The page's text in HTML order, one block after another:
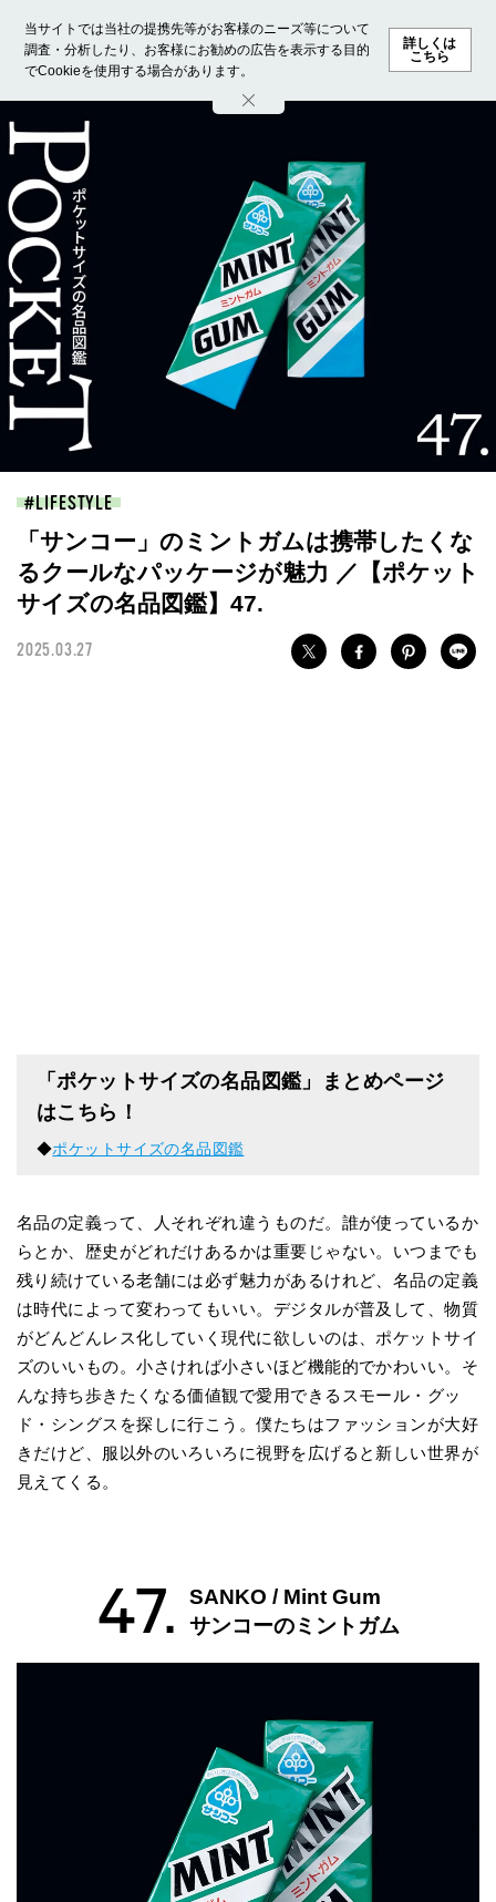
当サイトでは当社の提携先等がお客様のニーズ等について
調査・分析したり、お客様にお勧めの広告を表示する目的
でCookieを使用する場合があります。
詳しくは
こちら
ホーム モデル募集 ランキング ファッション ビューテ
LIFESTYLE
「サンコー」のミントガムは携帯したくな
るクールなパッケージが魅力 ／【ポケット
サイズの名品図鑑】47.
2025.03.27
「ポケットサイズの名品図鑑」まとめページ
はこちら！
◆ポケットサイズの名品図鑑
名品の定義って、人それぞれ違うものだ。誰が使っているか
らとか、歴史がどれだけあるかは重要じゃない。いつまでも
残り続けている老舗には必ず魅力があるけれど、名品の定義
は時代によって変わってもいい。デジタルが普及して、物質
がどんどんレス化していく現代に欲しいのは、ポケットサイ
ズのいいもの。小さければ小さいほど機能的でかわいい。そ
んな持ち歩きたくなる価値観で愛用できるスモール・グッ
ド・シングスを探しに行こう。僕たちはファッションが大好
きだけど、服以外のいろいろに視野を広げると新しい世界が
見えてくる。
47.
SANKO / Mint Gum
サンコーのミントガム